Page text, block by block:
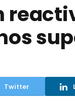
Twitter